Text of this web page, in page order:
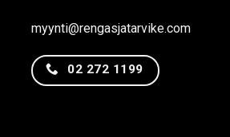
myynti@rengasjatarvike.com
02 272 1199